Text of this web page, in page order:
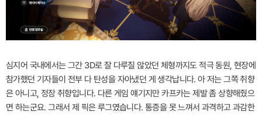
심지어 국내에서는 그간 3D로 잘 다루질 않았던 체형까지도 적극 동원, 현장에
참가했던 기자들이 전부 다 탄성을 자아냈던 게 생각납니다. 아 저는 그쪽 취향
은 아니고, 정장 취향입니다. 다른 게임 얘기지만 카프카는 제발 좀 상향해줬으
면 하는군요. 그래서 제 픽은 루그였습니다. 통증을 못 느껴서 과격하고 과감한